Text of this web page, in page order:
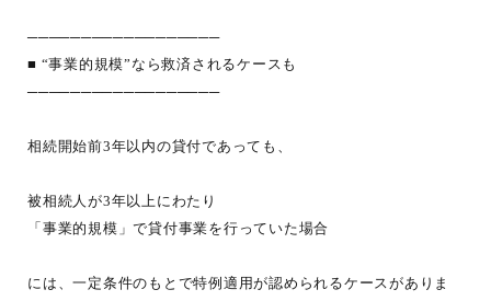
──────────────────
■ “事業的規模”なら救済されるケースも
──────────────────
相続開始前3年以内の貸付であっても、
被相続人が3年以上にわたり
「事業的規模」で貸付事業を行っていた場合
には、一定条件のもとで特例適用が認められるケースがありま